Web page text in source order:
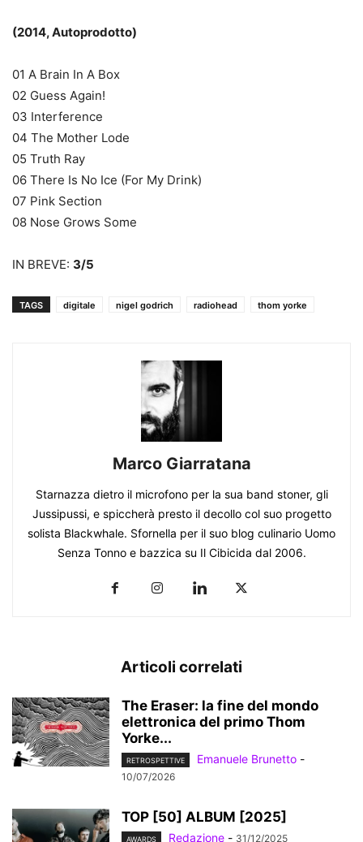
(2014, Autoprodotto)
01 A Brain In A Box
02 Guess Again!
03 Interference
04 The Mother Lode
05 Truth Ray
06 There Is No Ice (For My Drink)
07 Pink Section
08 Nose Grows Some
IN BREVE: 3/5
TAGS digitale nigel godrich radiohead thom yorke
Marco Giarratana
Starnazza dietro il microfono per la sua band stoner, gli
Jussipussi, e spiccherà presto il decollo col suo progetto
solista Blackwhale. Sfornella per il suo blog culinario Uomo
Senza Tonno e bazzica su Il Cibicida dal 2006.
Articoli correlati
The Eraser: la fine del mondo
elettronica del primo Thom
Yorke...
RETROSPETTIVE Emanuele Brunetto -
10/07/2026
TOP [50] ALBUM [2025]
AWARDS Redazione - 31/12/2025